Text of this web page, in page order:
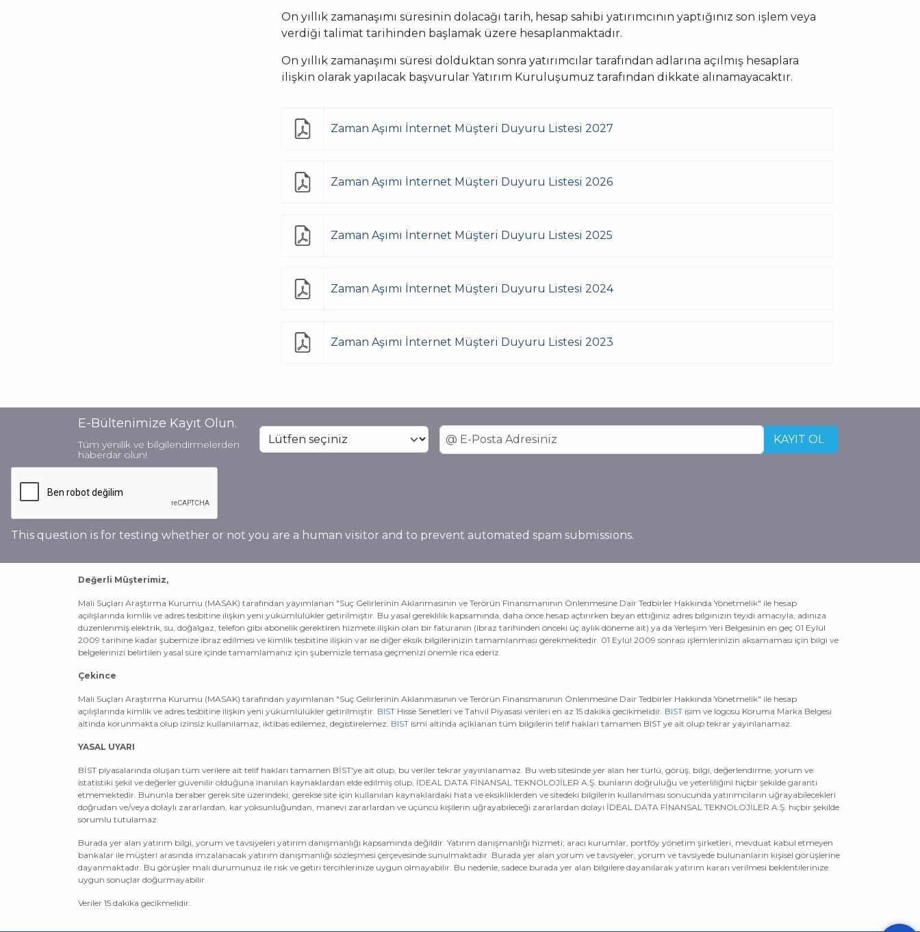
On yıllık zamanaşımı süresinin dolacağı tarih, hesap sahibi yatırımcının yaptığınız son işlem veya
verdiği talimat tarihinden başlamak üzere hesaplanmaktadır.
On yıllık zamanaşımı süresi dolduktan sonra yatırımcılar tarafından adlarına açılmış hesaplara
ilişkin olarak yapılacak başvurular Yatırım Kuruluşumuz tarafından dikkate alınamayacaktır.
Zaman Aşımı İnternet Müşteri Duyuru Listesi 2027
Zaman Aşımı İnternet Müşteri Duyuru Listesi 2026
Zaman Aşımı İnternet Müşteri Duyuru Listesi 2025
Zaman Aşımı İnternet Müşteri Duyuru Listesi 2024
Zaman Aşımı İnternet Müşteri Duyuru Listesi 2023
E-Bültenimize Kayıt Olun.
Tüm yenilik ve bilgilendirmelerden
haberdar olun!
This question is for testing whether or not you are a human visitor and to prevent automated spam submissions.
Değerli Müşterimiz,
Mali Suçları Araştırma Kurumu (MASAK) tarafından yayımlanan "Suç Gelirlerinin Aklanmasının ve Terörün Finansmanının Önlenmesine Dair Tedbirler Hakkında Yönetmelik" ile hesap
açılışlarında kimlik ve adres tesbitine ilişkin yeni yükümlülükler getirilmiştir. Bu yasal gereklilik kapsamında, daha önce hesap açtırırken beyan ettiğiniz adres bilginizin teyidi amacıyla, adınıza
düzenlenmiş elektrik, su, doğalgaz, telefon gibi abonelik gerektiren hizmete ilişkin olan bir faturanın (ibraz tarihinden önceki üç aylık döneme ait) ya da Yerleşim Yeri Belgesinin en geç 01 Eylül
2009 tarihine kadar şubemize ibraz edilmesi ve kimlik tesbitine ilişkin var ise diğer eksik bilgilerinizin tamamlanması gerekmektedir. 01 Eylül 2009 sonrası işlemlerinizin aksamaması için bilgi ve
belgelerinizi belirtilen yasal süre içinde tamamlamanız için şubemizle temasa geçmenizi önemle rica ederiz.
Çekince
Mali Suçları Araştırma Kurumu (MASAK) tarafından yayımlanan "Suç Gelirlerinin Aklanmasının ve Terörün Finansmanının Önlenmesine Dair Tedbirler Hakkında Yönetmelik" ile hesap
açılışlarında kimlik ve adres tesbitine ilişkin yeni yükümlülükler getirilmiştir. BIST Hisse Senetleri ve Tahvil Piyasasi verileri en az 15 dakika gecikmelidir. BIST isim ve logosu Koruma Marka Belgesi
altinda korunmakta olup izinsiz kullanilamaz, iktibas edilemez, degistirelemez. BIST ismi altinda açiklanan tüm bilgilerin telif haklari tamamen BIST ye ait olup tekrar yayinlanamaz.
YASAL UYARI
BİST piyasalarında oluşan tüm verilere ait telif hakları tamamen BİST'ye ait olup, bu veriler tekrar yayınlanamaz. Bu web sitesinde yer alan her türlü, görüş, bilgi, değerlendirme, yorum ve
istatistiki şekil ve değerler güvenilir olduğuna inanılan kaynaklardan elde edilmiş olup, İDEAL DATA FİNANSAL TEKNOLOJİLER A.Ş. bunların doğruluğu ve yeterliliğini hiçbir şekilde garanti
etmemektedir. Bununla beraber gerek site üzerindeki, gerekse site için kullanılan kaynaklardaki hata ve eksikliklerden ve sitedeki bilgilerin kullanılması sonucunda yatırımcıların uğrayabilecekleri
doğrudan ve/veya dolaylı zararlardan, kar yoksunluğundan, manevi zararlardan ve üçüncü kişilerin uğrayabileceği zararlardan dolayı İDEAL DATA FİNANSAL TEKNOLOJİLER A.Ş. hiçbir şekilde
sorumlu tutulamaz.
Burada yer alan yatırım bilgi, yorum ve tavsiyeleri yatırım danışmanlığı kapsamında değildir. Yatırım danışmanlığı hizmeti; aracı kurumlar, portföy yönetim şirketleri, mevduat kabul etmeyen
bankalar ile müşteri arasında imzalanacak yatırım danışmanlığı sözleşmesi çerçevesinde sunulmaktadır. Burada yer alan yorum ve tavsiyeler, yorum ve tavsiyede bulunanların kişisel görüşlerine
dayanmaktadır. Bu görüşler mali durumunuz ile risk ve getiri tercihlerinize uygun olmayabilir. Bu nedenle, sadece burada yer alan bilgilere dayanılarak yatırım kararı verilmesi beklentilerinize
uygun sonuçlar doğurmayabilir.
Veriler 15 dakika gecikmelidir.